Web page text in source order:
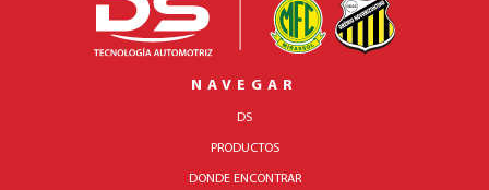
NAVEGAR
DS
PRODUCTOS
DONDE ENCONTRAR